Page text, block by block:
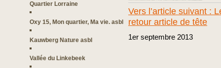
Quartier Lorraine
Oxy 15, Mon quartier, Ma vie. asbl
Kauwberg Nature asbl
Vallée du Linkebeek
Vers l’article suivant :
retour article de tête
1er septembre 2013